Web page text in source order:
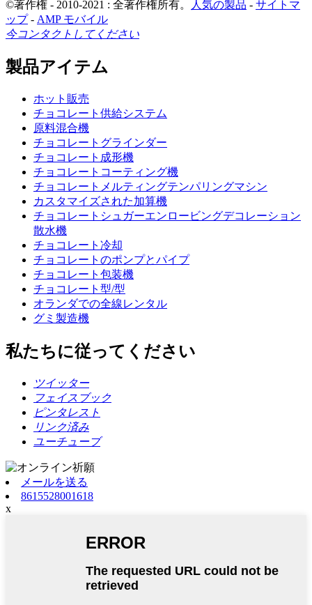
©著作権 - 2010-2021 : 全著作権所有。 人気の製品 - サイトマ
ップ- AMP モバイル
今コンタクトしてください
製品アイテム
ホット販売
チョコレート供給システム
原料混合機
チョコレートグラインダー
チョコレート成形機
チョコレートコーティング機
チョコレートメルティングテンパリングマシン
カスタマイズされた加算機
チョコレートシュガーエンロービングデコレーション
散水機
チョコレート冷却
チョコレートのポンプとパイプ
チョコレート包装機
チョコレート型/型
オランダでの全線レンタル
グミ製造機
私たちに従ってください
ツイッター
フェイスブック
ピンタレスト
リンク済み
ユーチューブ
メールを送る
8615528001618
x